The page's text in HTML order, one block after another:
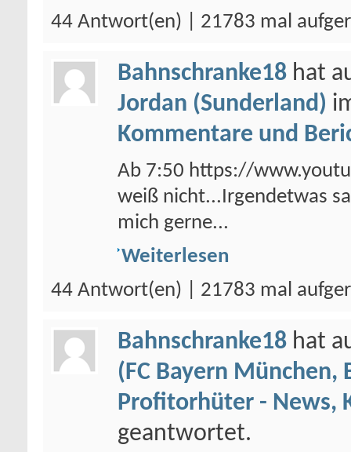
44 Antwort(en) | 21783 mal
Bahnschranke18 hat
Jordan (Sunderland)
Kommentare und
Ab 7:50 https://
weiß nicht...Irgendetwas
mich gerne...
Weiterlesen
44 Antwort(en) | 21783 mal
Bahnschranke18 hat
(FC Bayern München,
Profitorhüter - News,
geantwortet.